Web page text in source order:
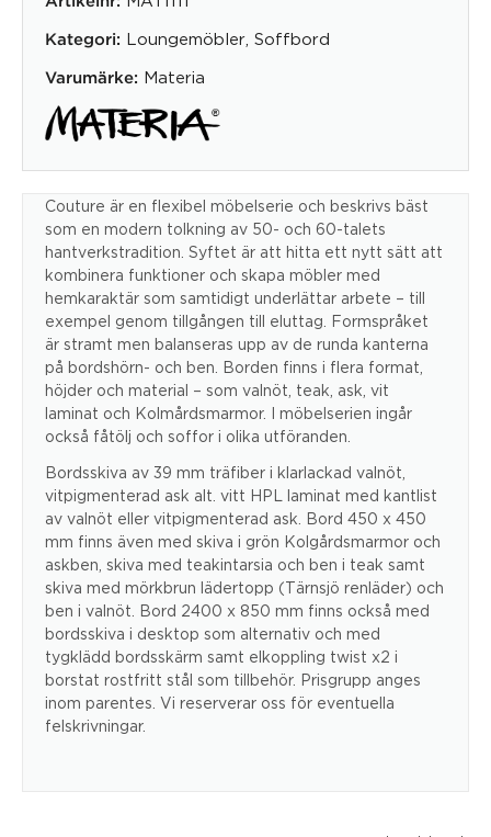
Kategori: Loungemöbler Soffbord
Varumärke: Materia
Couture är en flexibel möbelserie och beskrivs bäst
som en modern tolkning av 50- och 60-talets
hantverkstradition. Syftet är att hitta ett nytt sätt att
kombinera funktioner och skapa möbler med
hemkaraktär som samtidigt underlättar arbete – till
exempel genom tillgången till eluttag. Formspråket
är stramt men balanseras upp av de runda kanterna
på bordshörn- och ben. Borden finns i flera format,
höjder och material – som valnöt, teak, ask, vit
laminat och Kolmårdsmarmor. I möbelserien ingår
också fåtölj och soffor i olika utföranden.
Bordsskiva av 39 mm träfiber i klarlackad valnöt,
vitpigmenterad ask alt. vitt HPL laminat med kantlist
av valnöt eller vitpigmenterad ask. Bord 450 x 450
mm finns även med skiva i grön Kolgårdsmarmor och
askben, skiva med teakintarsia och ben i teak samt
skiva med mörkbrun lädertopp (Tärnsjö renläder) och
ben i valnöt. Bord 2400 x 850 mm finns också med
bordsskiva i desktop som alternativ och med
tygklädd bordsskärm samt elkoppling twist x2 i
borstat rostfritt stål som tillbehör. Prisgrupp anges
inom parentes. Vi reserverar oss för eventuella
felskrivningar.